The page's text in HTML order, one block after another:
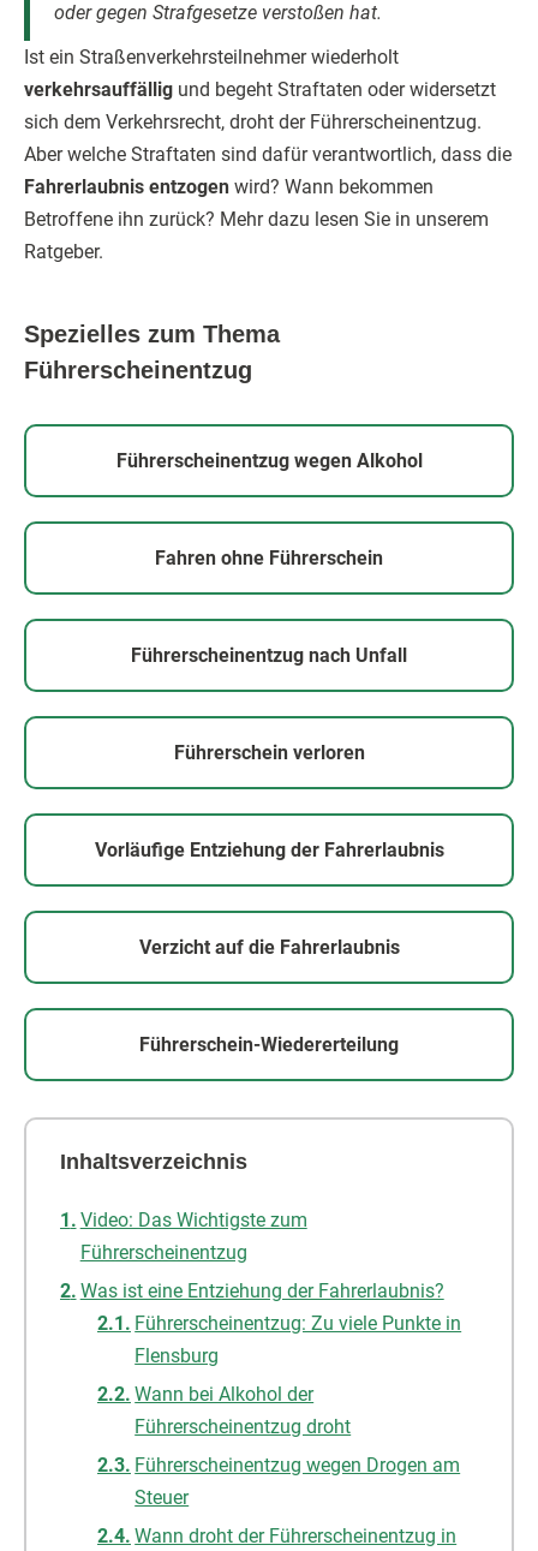
oder gegen Strafgesetze verstoßen hat.
Ist ein Straßenverkehrsteilnehmer wiederholt
verkehrsauffällig und begeht Straftaten oder widersetzt
sich dem Verkehrsrecht, droht der Führerscheinentzug.
Aber welche Straftaten sind dafür verantwortlich, dass die
Fahrerlaubnis entzogen wird? Wann bekommen
Betroffene ihn zurück? Mehr dazu lesen Sie in unserem
Ratgeber.
Spezielles zum Thema
Führerscheinentzug
Führerscheinentzug wegen Alkohol
Fahren ohne Führerschein
Führerscheinentzug nach Unfall
Führerschein verloren
Vorläufige Entziehung der Fahrerlaubnis
Verzicht auf die Fahrerlaubnis
Führerschein-Wiedererteilung
Inhaltsverzeichnis
Video: Das Wichtigste zum
Führerscheinentzug
Was ist eine Entziehung der Fahrerlaubnis?
Führerscheinentzug: Zu viele Punkte in
Flensburg
Wann bei Alkohol der
Führerscheinentzug droht
Führerscheinentzug wegen Drogen am
Steuer
Wann droht der Führerscheinentzug in